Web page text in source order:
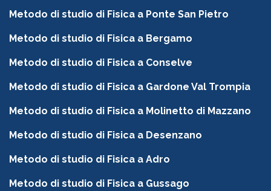
Metodo di studio di Fisica a Ponte San Pietro
Metodo di studio di Fisica a Bergamo
Metodo di studio di Fisica a Conselve
Metodo di studio di Fisica a Gardone Val Trompia
Metodo di studio di Fisica a Molinetto di Mazzano
Metodo di studio di Fisica a Desenzano
Metodo di studio di Fisica a Adro
Metodo di studio di Fisica a Gussago